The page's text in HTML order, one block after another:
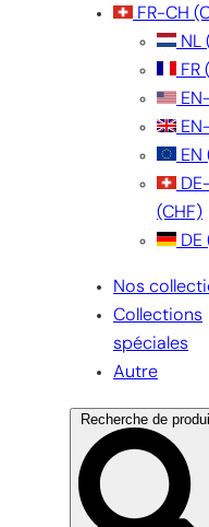
FR-CH
NL
FR
EN
(CHF)
DE
Nos
Collections
spéciales
Autre
Recherche de